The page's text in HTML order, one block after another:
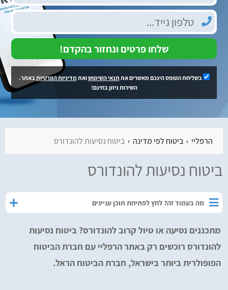
שלחו פרטים ונחזור בהקדם!
בשליחת הטופס הינכם מאשרים את תנאי השימושואתמדיניות הפרטיותבאתר.
השירות ניתן בחינם!
הרפליי ביטוח לפי מדינה ביטוח נסיעות להונדורס
ביטוח נסיעות להונדורס
מה בעמוד זה? לחץ לפתיחת תוכן עניינים
מתכננים נסיעה או טיול קרוב להונדורס? ביטוח נסיעות
להונדורס רוכשים רק באתר הרפליי עם חברת הביטוח
הפופולרית ביותר בישראל, חברת הביטוח הראל.